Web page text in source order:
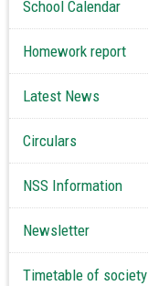
School Calendar
Homework report
Latest News
Circulars
NSS Information
Newsletter
Timetable of society